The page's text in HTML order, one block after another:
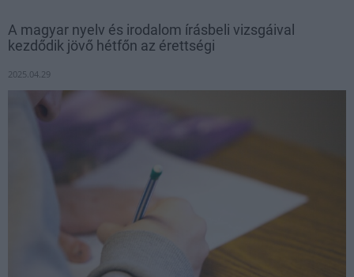
A magyar nyelv és irodalom írásbeli vizsgáival
kezdődik jövő hétfőn az érettségi
2025.04.29